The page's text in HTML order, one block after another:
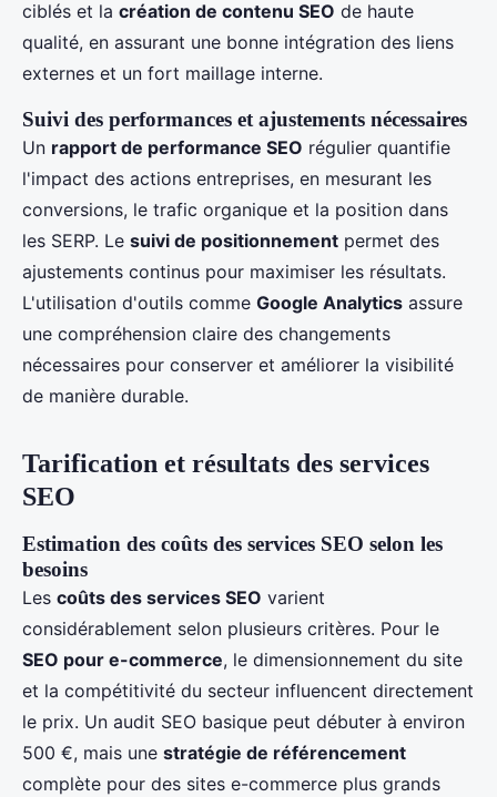
ciblés et la création de contenu SEO de haute
qualité, en assurant une bonne intégration des liens
externes et un fort maillage interne.
Suivi des performances et ajustements nécessaires
Un rapport de performance SEO régulier quantifie
l'impact des actions entreprises, en mesurant les
conversions, le trafic organique et la position dans
les SERP. Le suivi de positionnement permet des
ajustements continus pour maximiser les résultats.
L'utilisation d'outils comme Google Analytics assure
une compréhension claire des changements
nécessaires pour conserver et améliorer la visibilité
de manière durable.
Tarification et résultats des services
SEO
Estimation des coûts des services SEO selon les
besoins
Les coûts des services SEO varient
considérablement selon plusieurs critères. Pour le
SEO pour e-commerce, le dimensionnement du site
et la compétitivité du secteur influencent directement
le prix. Un audit SEO basique peut débuter à environ
500 €, mais une stratégie de référencement
complète pour des sites e-commerce plus grands